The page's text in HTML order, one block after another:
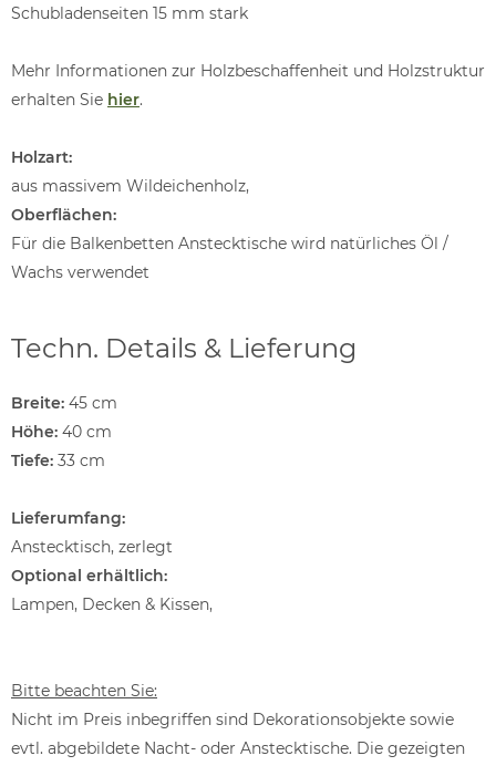
Schubladenseiten 15 mm stark
Mehr Informationen zur Holzbeschaffenheit und Holzstruktur
erhalten Sie hier.
Holzart:
aus massivem Wildeichenholz,
Oberflächen:
Für die Balkenbetten Anstecktische wird natürliches Öl /
Wachs verwendet
Techn. Details & Lieferung
Breite: 45 cm
Höhe: 40 cm
Tiefe: 33 cm
Lieferumfang:
Anstecktisch, zerlegt
Optional erhältlich:
Lampen, Decken & Kissen,
Bitte beachten Sie:
Nicht im Preis inbegriffen sind Dekorationsobjekte sowie
evtl. abgebildete Nacht- oder Anstecktische. Die gezeigten